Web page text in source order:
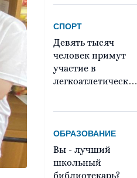
СПОРТ
Девять тысяч
человек примут
участие в
легкоатлетическом
ОБРАЗОВАНИЕ
Вы - лучший
школьный
библиотекарь?